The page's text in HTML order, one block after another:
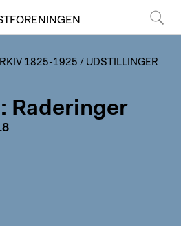
1825-1925 / UDSTILLINGER
Raderinger